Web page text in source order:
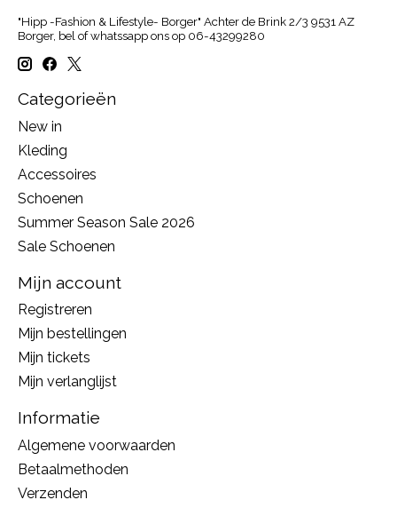
"Hipp -Fashion & Lifestyle- Borger" Achter de Brink 2/3 9531 AZ
Borger, bel of whatssapp ons op 06-43299280
Categorieën
New in
Kleding
Accessoires
Schoenen
Summer Season Sale 2026
Sale Schoenen
Mijn account
Registreren
Mijn bestellingen
Mijn tickets
Mijn verlanglijst
Informatie
Algemene voorwaarden
Betaalmethoden
Verzenden